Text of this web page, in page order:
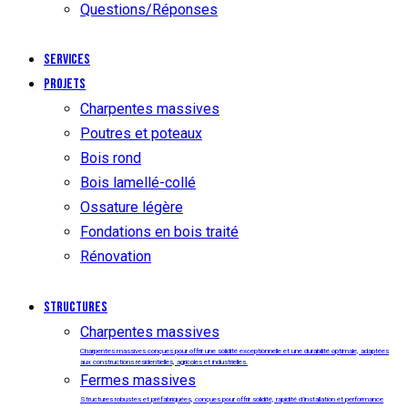
Questions/Réponses
Services
Projets
Charpentes massives
Poutres et poteaux
Bois rond
Bois lamellé-collé
Ossature légère
Fondations en bois traité
Rénovation
Structures
Charpentes massives
Charpentes massives conçues pour offrir une solidité exceptionnelle et une durabilité optimale, adaptées
aux constructions résidentielles, agricoles et industrielles.
Fermes massives
Structures robustes et préfabriquées, conçues pour offrir solidité, rapidité d’installation et performance